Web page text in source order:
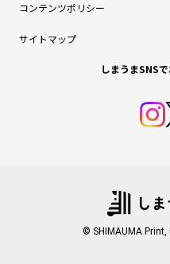
コンテンツポリシー
サイトマップ
しまうまSNS
© SHIMAUMA